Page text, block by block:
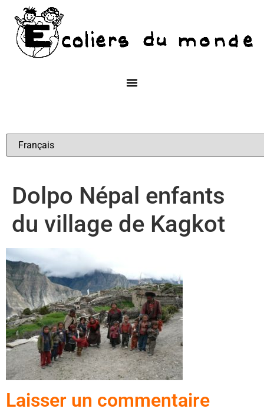
Dolpo Népal enfants
du village de Kagkot
Laisser un commentaire